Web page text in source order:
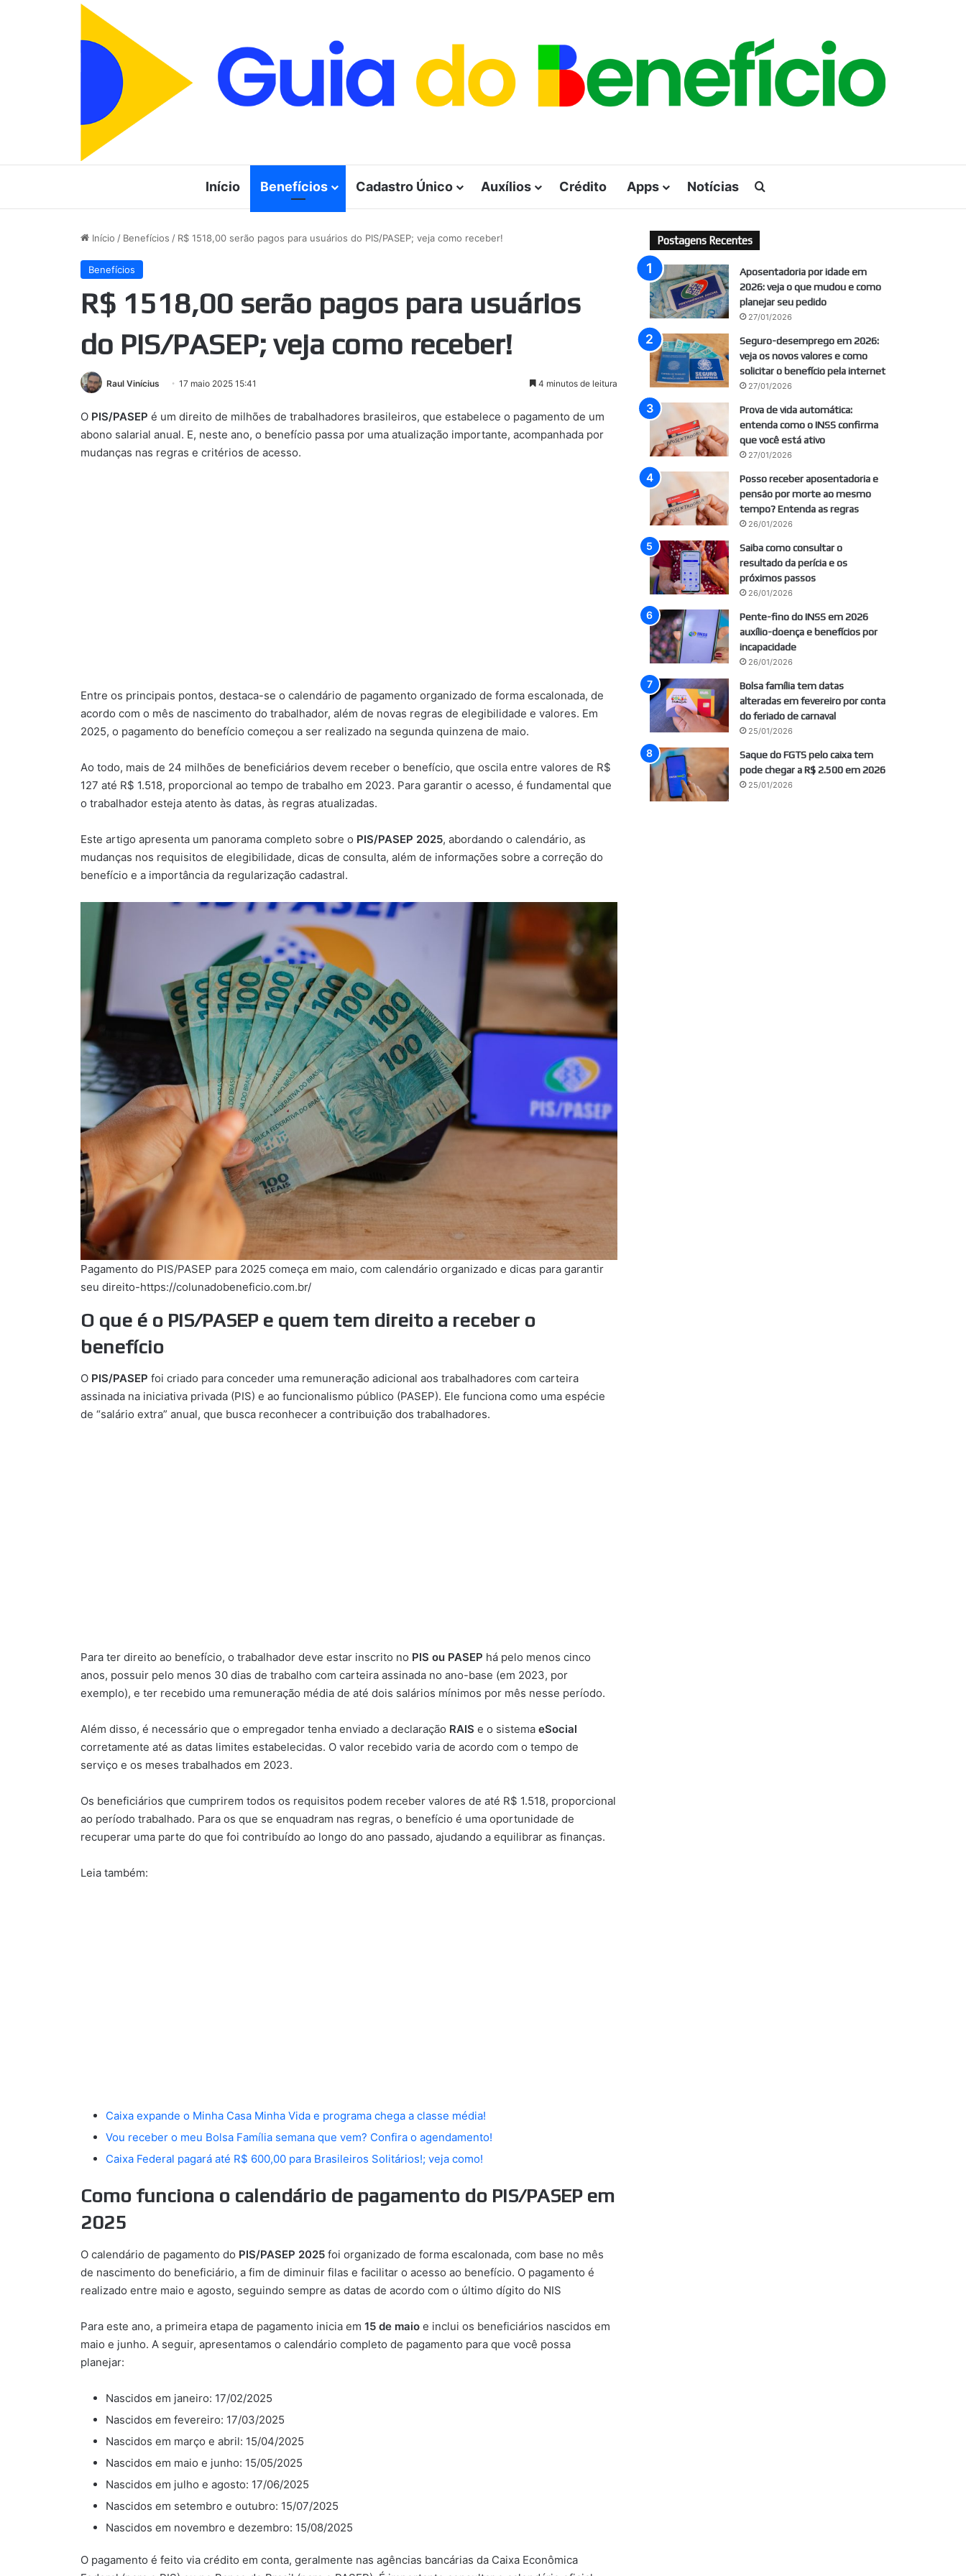
Início Benefícios Cadastro Único Auxílios Crédito Apps Notícias
Início / Benefícios / R$ 1518,00 serão pagos para usuários do PIS/PASEP; veja como receber!
Benefícios
R$ 1518,00 serão pagos para usuários
do PIS/PASEP; veja como receber!
Raul Vinícius 17 maio 2025 15:41 4 minutos de leitura
O PIS/PASEP é um direito de milhões de trabalhadores brasileiros, que estabelece o pagamento de um
abono salarial anual. E, neste ano, o benefício passa por uma atualização importante, acompanhada por
mudanças nas regras e critérios de acesso.
Entre os principais pontos, destaca-se o calendário de pagamento organizado de forma escalonada, de
acordo com o mês de nascimento do trabalhador, além de novas regras de elegibilidade e valores. Em
2025, o pagamento do benefício começou a ser realizado na segunda quinzena de maio.
Ao todo, mais de 24 milhões de beneficiários devem receber o benefício, que oscila entre valores de R$
127 até R$ 1.518, proporcional ao tempo de trabalho em 2023. Para garantir o acesso, é fundamental que
o trabalhador esteja atento às datas, às regras atualizadas.
Este artigo apresenta um panorama completo sobre o PIS/PASEP 2025, abordando o calendário, as
mudanças nos requisitos de elegibilidade, dicas de consulta, além de informações sobre a correção do
benefício e a importância da regularização cadastral.
Pagamento do PIS/PASEP para 2025 começa em maio, com calendário organizado e dicas para garantir
seu direito-https://colunadobeneficio.com.br/
O que é o PIS/PASEP e quem tem direito a receber o
benefício
O PIS/PASEP foi criado para conceder uma remuneração adicional aos trabalhadores com carteira
assinada na iniciativa privada (PIS) e ao funcionalismo público (PASEP). Ele funciona como uma espécie
de “salário extra” anual, que busca reconhecer a contribuição dos trabalhadores.
Para ter direito ao benefício, o trabalhador deve estar inscrito no PIS ou PASEP há pelo menos cinco
anos, possuir pelo menos 30 dias de trabalho com carteira assinada no ano-base (em 2023, por
exemplo), e ter recebido uma remuneração média de até dois salários mínimos por mês nesse período.
Além disso, é necessário que o empregador tenha enviado a declaração RAIS e o sistema eSocial
corretamente até as datas limites estabelecidas. O valor recebido varia de acordo com o tempo de
serviço e os meses trabalhados em 2023.
Os beneficiários que cumprirem todos os requisitos podem receber valores de até R$ 1.518, proporcional
ao período trabalhado. Para os que se enquadram nas regras, o benefício é uma oportunidade de
recuperar uma parte do que foi contribuído ao longo do ano passado, ajudando a equilibrar as finanças.
Leia também:
Caixa expande o Minha Casa Minha Vida e programa chega a classe média!
Vou receber o meu Bolsa Família semana que vem? Confira o agendamento!
Caixa Federal pagará até R$ 600,00 para Brasileiros Solitários!; veja como!
Como funciona o calendário de pagamento do PIS/PASEP em
2025
O calendário de pagamento do PIS/PASEP 2025 foi organizado de forma escalonada, com base no mês
de nascimento do beneficiário, a fim de diminuir filas e facilitar o acesso ao benefício. O pagamento é
realizado entre maio e agosto, seguindo sempre as datas de acordo com o último dígito do NIS
Para este ano, a primeira etapa de pagamento inicia em 15 de maio e inclui os beneficiários nascidos em
maio e junho. A seguir, apresentamos o calendário completo de pagamento para que você possa
planejar:
Nascidos em janeiro: 17/02/2025
Nascidos em fevereiro: 17/03/2025
Nascidos em março e abril: 15/04/2025
Nascidos em maio e junho: 15/05/2025
Nascidos em julho e agosto: 17/06/2025
Nascidos em setembro e outubro: 15/07/2025
Nascidos em novembro e dezembro: 15/08/2025
O pagamento é feito via crédito em conta, geralmente nas agências bancárias da Caixa Econômica
Postagens Recentes
Aposentadoria por idade em
2026: veja o que mudou e como
planejar seu pedido
27/01/2026
Seguro-desemprego em 2026:
veja os novos valores e como
solicitar o benefício pela internet
27/01/2026
Prova de vida automática:
entenda como o INSS confirma
que você está ativo
27/01/2026
Posso receber aposentadoria e
pensão por morte ao mesmo
tempo? Entenda as regras
26/01/2026
Saiba como consultar o
resultado da perícia e os
próximos passos
26/01/2026
Pente-fino do INSS em 2026
auxílio-doença e benefícios por
incapacidade
26/01/2026
Bolsa família tem datas
alteradas em fevereiro por conta
do feriado de carnaval
25/01/2026
Saque do FGTS pelo caixa tem
pode chegar a R$ 2.500 em 2026
25/01/2026